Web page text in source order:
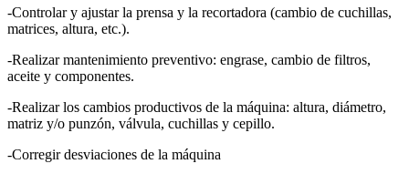
-Controlar y ajustar la prensa y la recortadora (cambio de cuchillas,
matrices, altura, etc.).
-Realizar mantenimiento preventivo: engrase, cambio de filtros,
aceite y componentes.
-Realizar los cambios productivos de la máquina: altura, diámetro,
matriz y/o punzón, válvula, cuchillas y cepillo.
-Corregir desviaciones de la máquina